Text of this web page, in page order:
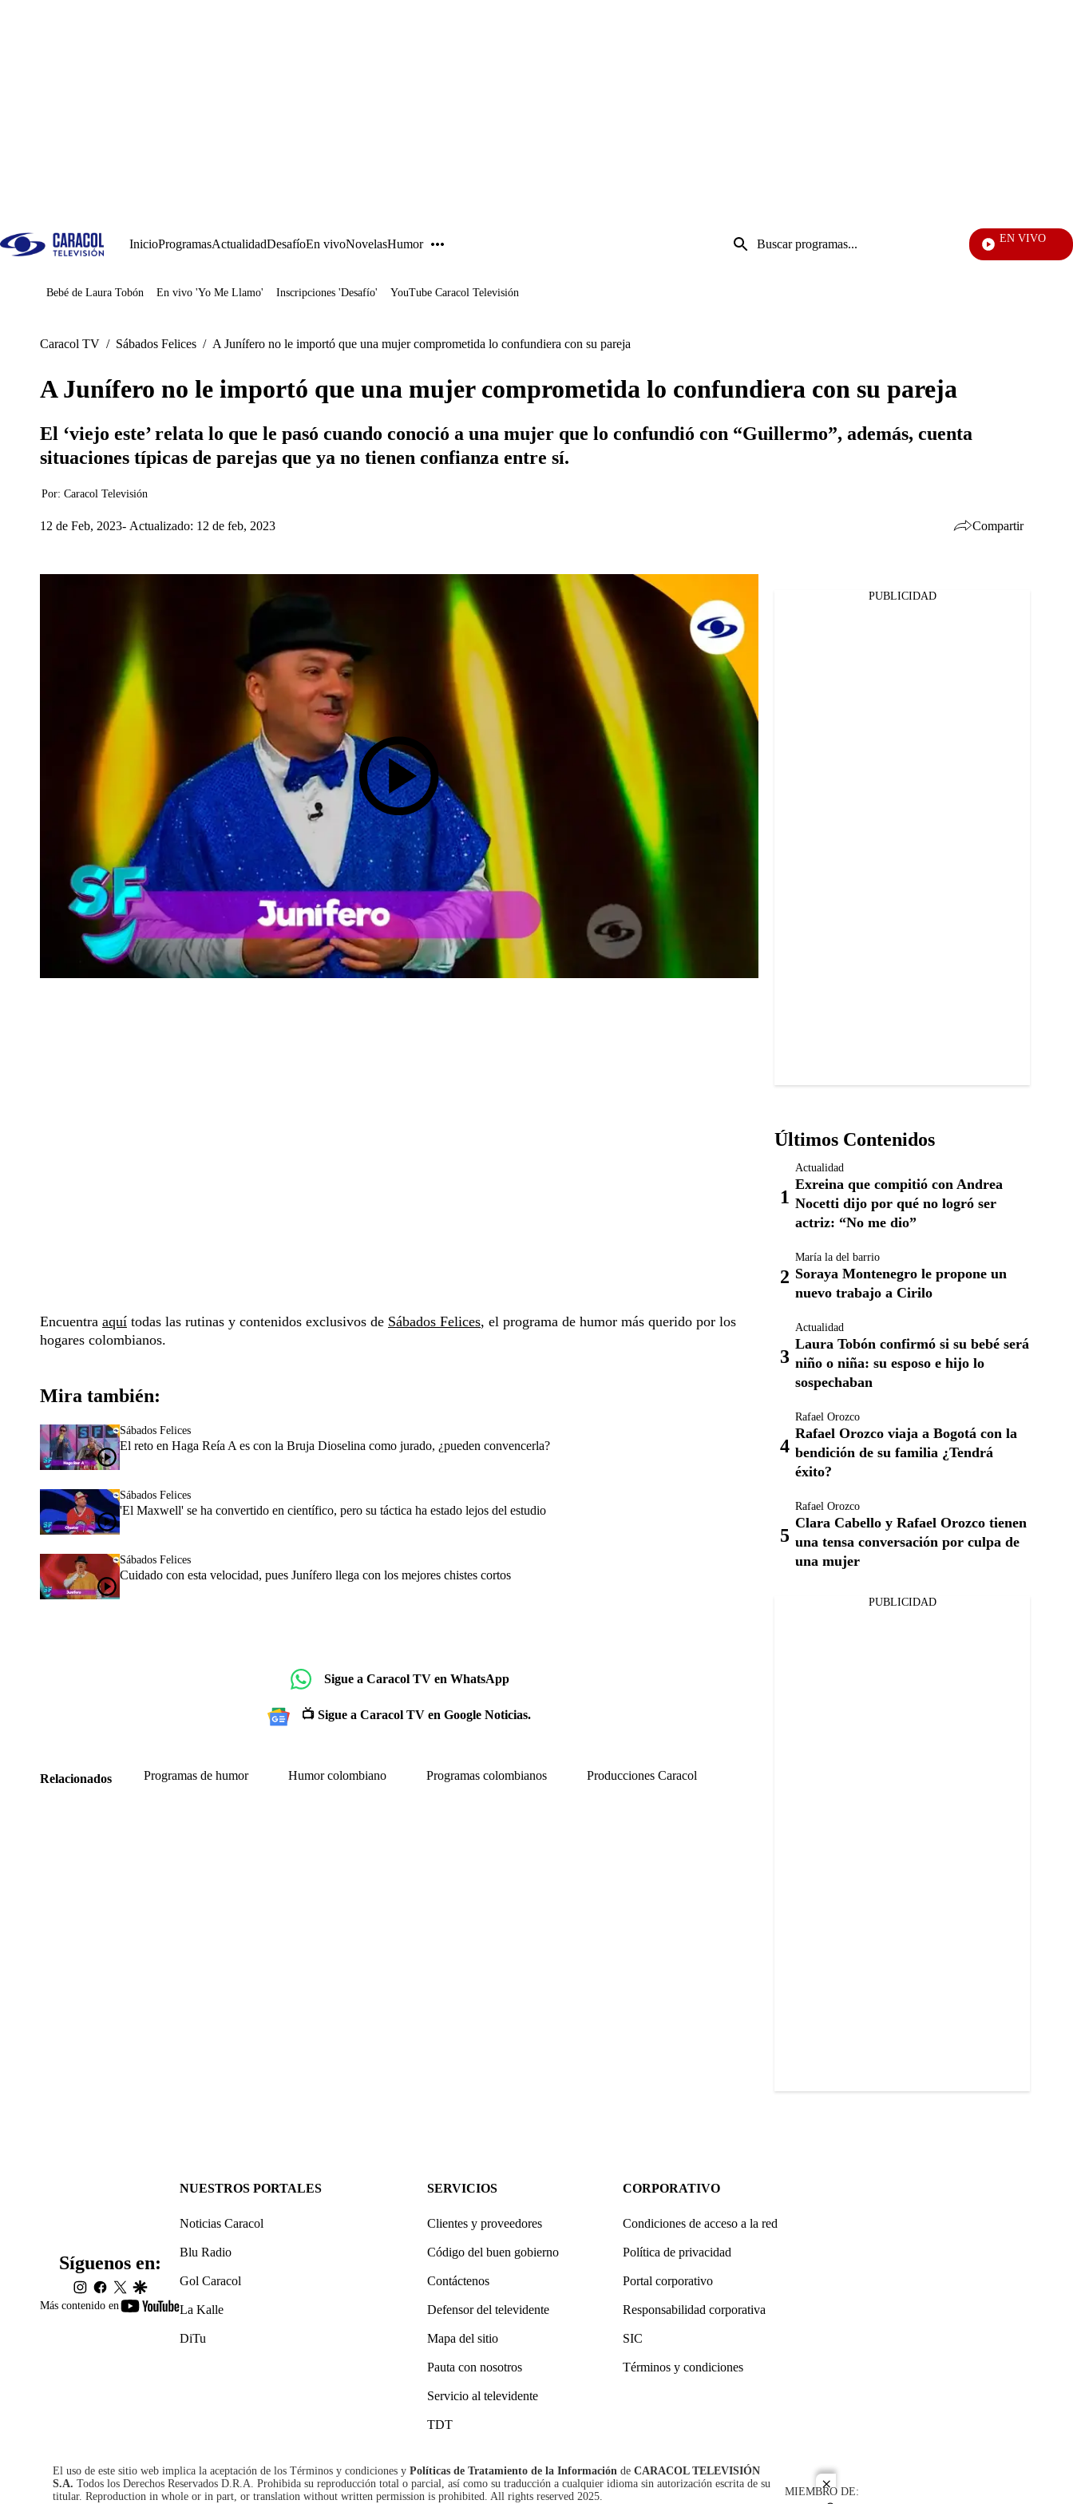
InicioProgramasActualidadDesafíoEn vivoNovelasHumor
Entrada
de
EN VIVO
Juegos
Bebé de Laura Tobón En vivo 'Yo Me Llamo' Inscripciones 'Desafío' YouTube Caracol Televisión
close
Caracol TV / Sábados Felices / A Junífero no le importó que una mujer comprometida lo confundiera con su pareja
A Junífero no le importó que una mujer comprometida lo confundiera con su pareja
El ‘viejo este’ relata lo que le pasó cuando conoció a una mujer que lo confundió con “Guillermo”, además, cuenta
situaciones típicas de parejas que ya no tienen confianza entre sí.
Por: Caracol Televisión
12 de Feb, 2023 Actualizado: 12 de feb, 2023 Compartir
Encuentra aquí todas las rutinas y contenidos exclusivos de Sábados Felices, el programa de humor más querido por los
hogares colombianos.
Mira también:
Sábados Felices
El reto en Haga Reía A es con la Bruja Dioselina como jurado, ¿pueden convencerla?
Sábados Felices
'El Maxwell' se ha convertido en científico, pero su táctica ha estado lejos del estudio
Sábados Felices
Cuidado con esta velocidad, pues Junífero llega con los mejores chistes cortos
Sigue a Caracol TV en WhatsApp
📺 Sigue a Caracol TV en Google Noticias.
Relacionados Programas de humor Humor colombiano Programas colombianos Producciones Caracol
PUBLICIDAD
Últimos Contenidos
Actualidad
Exreina que compitió con Andrea
Nocetti dijo por qué no logró ser
actriz: “No me dio”
María la del barrio
Soraya Montenegro le propone un
nuevo trabajo a Cirilo
Actualidad
Laura Tobón confirmó si su bebé será
niño o niña: su esposo e hijo lo
sospechaban
Rafael Orozco
Rafael Orozco viaja a Bogotá con la
bendición de su familia ¿Tendrá
éxito?
Rafael Orozco
Clara Cabello y Rafael Orozco tienen
una tensa conversación por culpa de
una mujer
PUBLICIDAD
Más contenido en
youtube-
Síguenos en:
instagram
facebook
twittergoogle
NUESTROS PORTALES
Noticias Caracol
Blu Radio
Gol Caracol
La Kalle
DiTu
SERVICIOS
Clientes y proveedores
Código del buen gobierno
Contáctenos
Defensor del televidente
Mapa del sitio
Pauta con nosotros
Servicio al televidente
TDT
CORPORATIVO
Condiciones de acceso a la red
Política de privacidad
Portal corporativo
Responsabilidad corporativa
SIC
Términos y condiciones
El uso de este sitio web implica la aceptación de los Términos y condiciones y Políticas de Tratamiento de la Información de CARACOL TELEVISIÓN
S.A. Todos los Derechos Reservados D.R.A. Prohibida su reproducción total o parcial, así como su traducción a cualquier idioma sin autorización escrita de su
titular. Reproduction in whole or in part, or translation without written permission is prohibited. All rights reserved 2025.
MIEMBRO DE: